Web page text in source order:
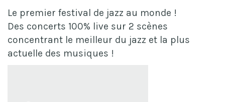
Le premier festival de jazz au monde !
Des concerts 100% live sur 2 scènes
concentrant le meilleur du jazz et la plus
actuelle des musiques !